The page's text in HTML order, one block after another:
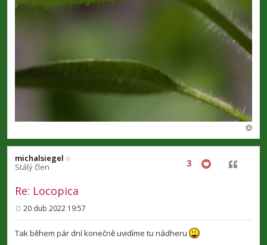
michalsiegel
Stálý člen
Re: Locopica
3 Citovat
ř
í
20 dub 2022 19:57
Tak během pár dní konečně uvidíme tu nádheru